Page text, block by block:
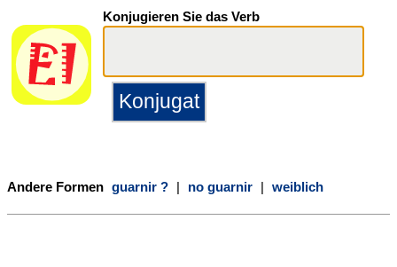
Konjugieren Sie das Verb
Andere Formen guarnir ? | no guarnir | weiblich